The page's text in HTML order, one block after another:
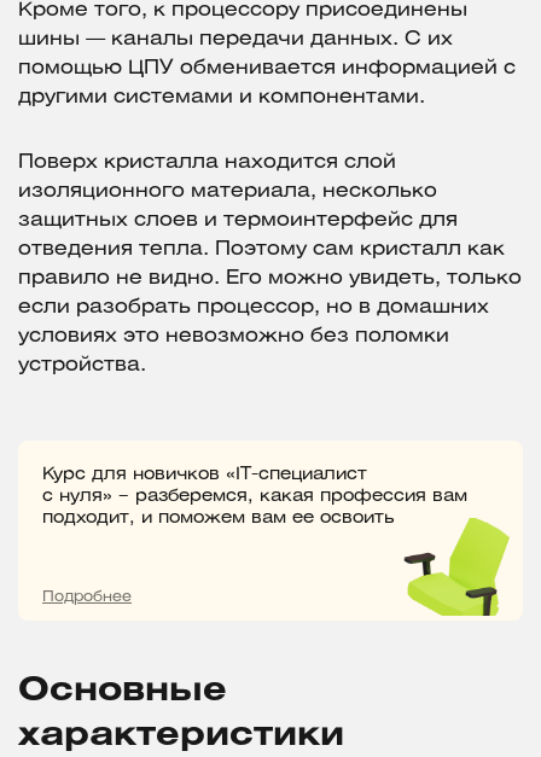
Кроме того, к процессору присоединены
шины — каналы передачи данных. С их
помощью ЦПУ обменивается информацией с
другими системами и компонентами.
Поверх кристалла находится слой
изоляционного материала, несколько
защитных слоев и термоинтерфейс для
отведения тепла. Поэтому сам кристалл как
правило не видно. Его можно увидеть, только
если разобрать процессор, но в домашних
условиях это невозможно без поломки
устройства.
Курс для новичков «IT-специалист
с нуля» – разберемся, какая профессия вам
подходит, и поможем вам ее освоить
Подробнее
Основные
характеристики